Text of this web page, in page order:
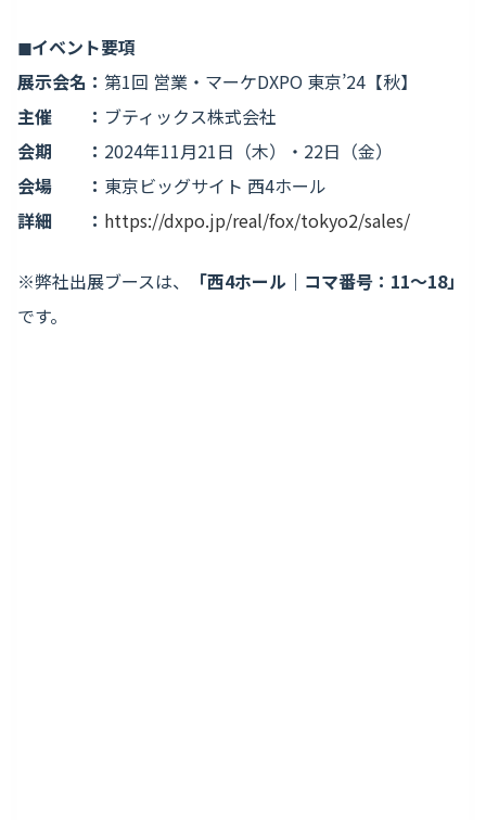
◼︎イベント要項
展示会名： 第1回 営業・マーケDXPO 東京’24【秋】
主催 ： ブティックス株式会社
会期 ： 2024年11月21日（木）・22日（金）
会場 ： 東京ビッグサイト 西4ホール
詳細 ： https://dxpo.jp/real/fox/tokyo2/sales/
※弊社出展ブースは、
「西4ホール｜コマ番号：11〜18」
です。